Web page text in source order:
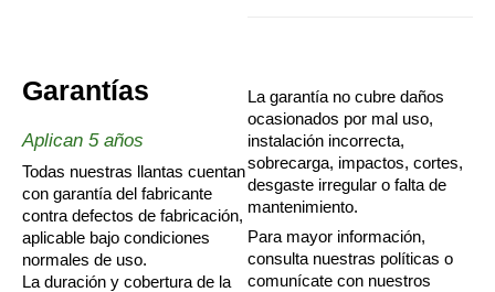
Garantías
Aplican 5 años
Todas nuestras llantas cuentan
con garantía del fabricante
contra defectos de fabricación,
aplicable bajo condiciones
normales de uso.
La duración y cobertura de la
La garantía no cubre daños
ocasionados por mal uso,
instalación incorrecta,
sobrecarga, impactos, cortes,
desgaste irregular o falta de
mantenimiento.
Para mayor información,
consulta nuestras políticas o
comunícate con nuestros